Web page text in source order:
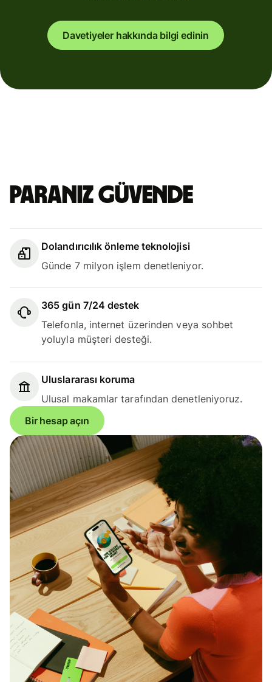
Davetiyeler hakkında bilgi edinin
Paranız güvende
Dolandırıcılık önleme teknolojisi
Günde 7 milyon işlem denetleniyor.
365 gün 7/24 destek
Telefonla, internet üzerinden veya sohbet
yoluyla müşteri desteği.
Uluslararası koruma
Ulusal makamlar tarafından denetleniyoruz.
Bir hesap açın